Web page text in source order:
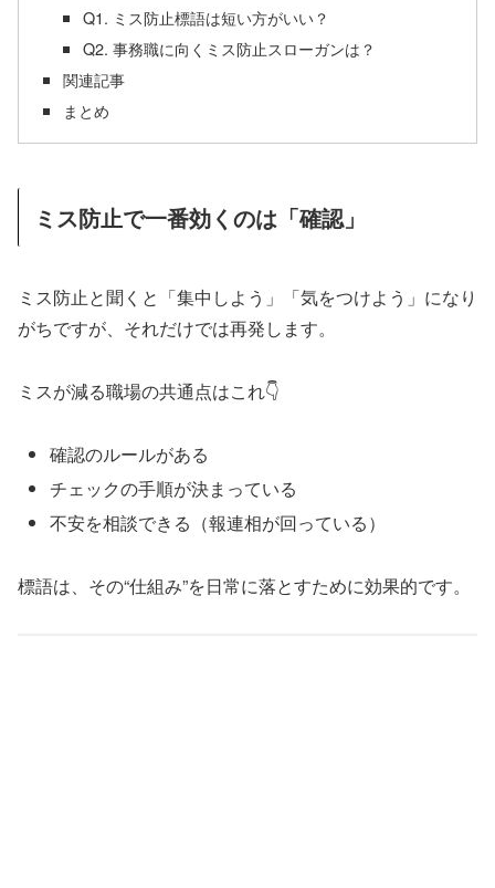
Q1. ミス防止標語は短い方がいい？
Q2. 事務職に向くミス防止スローガンは？
関連記事
まとめ
ミス防止で一番効くのは「確認」
ミス防止と聞くと「集中しよう」「気をつけよう」になり
がちですが、それだけでは再発します。
ミスが減る職場の共通点はこれ👇
確認のルールがある
チェックの手順が決まっている
不安を相談できる（報連相が回っている）
標語は、その“仕組み”を日常に落とすために効果的です。